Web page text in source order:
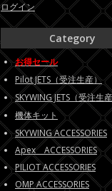
ログイン
Category
お得セール
Pilot JETS（受注生産）
SKYWING JETS（受注生
機体キット
SKYWING ACCESSORIES
Apex ACCESSORIES
PILIOT ACCESSORIES
OMP ACCESSORIES